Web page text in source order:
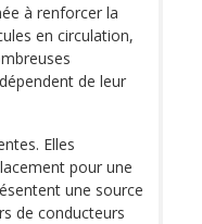
à renforcer la
en circulation,
de leur
Elles
pour une
une source
de conducteurs